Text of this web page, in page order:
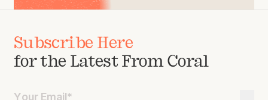
Subscribe Here
for the Latest From Coral